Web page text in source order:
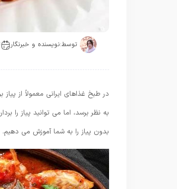
توسط:نویسنده و خبرنگار
در طبخ غذاهای ایرانی معمولاً از
به نظر برسد، اما می توانید پیاز را
بدون پیاز را به شما آموزش می دهیم.